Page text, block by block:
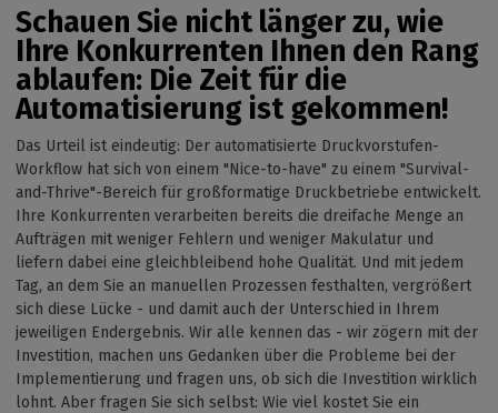
Schauen Sie nicht länger zu, wie
Ihre Konkurrenten Ihnen den Rang
ablaufen: Die Zeit für die
Automatisierung ist gekommen!
Das Urteil ist eindeutig: Der automatisierte Druckvorstufen-
Workflow hat sich von einem "Nice-to-have" zu einem "Survival-
and-Thrive"-Bereich für großformatige Druckbetriebe entwickelt.
Ihre Konkurrenten verarbeiten bereits die dreifache Menge an
Aufträgen mit weniger Fehlern und weniger Makulatur und
liefern dabei eine gleichbleibend hohe Qualität. Und mit jedem
Tag, an dem Sie an manuellen Prozessen festhalten, vergrößert
sich diese Lücke - und damit auch der Unterschied in Ihrem
jeweiligen Endergebnis. Wir alle kennen das - wir zögern mit der
Investition, machen uns Gedanken über die Probleme bei der
Implementierung und fragen uns, ob sich die Investition wirklich
lohnt. Aber fragen Sie sich selbst: Wie viel kostet Sie ein